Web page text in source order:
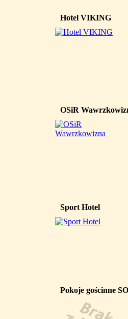
Hotel VIKING
OSiR
Sport Hotel
Pokoje gościnne